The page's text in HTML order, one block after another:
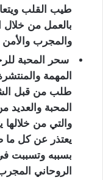
طيب القلب
بالعمل من خلال
والمجرب والأمن
سحر المحبة
المهمة
طلب من قبل
المحبة والعديد
والتي من
يعتذر عن كل
بسببه وتسببت
الروحاني